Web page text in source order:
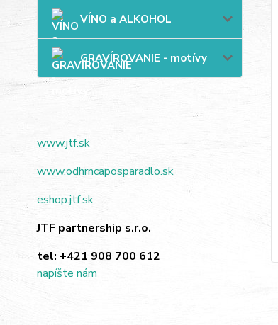
VÍNO a ALKOHOL
GRAVÍROVANIE - motívy
www.jtf.sk
www.odhrncaposparadlo.sk
eshop.jtf.sk
JTF partnership s.r.o.
tel: +421 908 700 612
napíšte nám